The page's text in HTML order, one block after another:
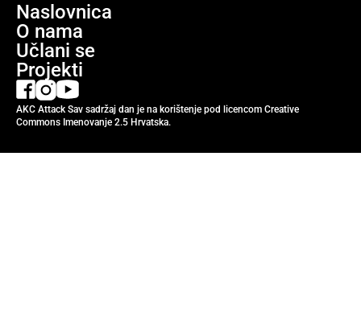
Naslovnica
O nama
Učlani se
Projekti
AKC Attack Sav sadržaj dan je na korištenje pod licencom Creative
Commons Imenovanje 2.5 Hrvatska.